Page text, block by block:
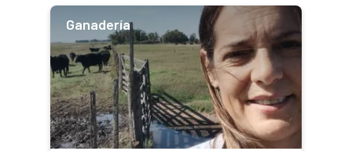
Ganadería